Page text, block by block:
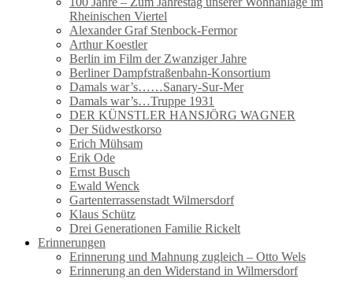
Rheinischen Viertel
Alexander Graf Stenbock-Fermor
Arthur Koestler
Berlin im Film der Zwanziger Jahre
Berliner Dampfstraßenbahn-Konsortium
Damals war’s……Sanary-Sur-Mer
Damals war’s…Truppe 1931
DER KÜNSTLER HANSJÖRG WAGNER
Der Südwestkorso
Erich Mühsam
Erik Ode
Ernst Busch
Ewald Wenck
Gartenterrassenstadt Wilmersdorf
Klaus Schütz
Drei Generationen Familie Rickelt
Erinnerungen
Erinnerung und Mahnung zugleich – Otto Wels
Erinnerung an den Widerstand in Wilmersdorf